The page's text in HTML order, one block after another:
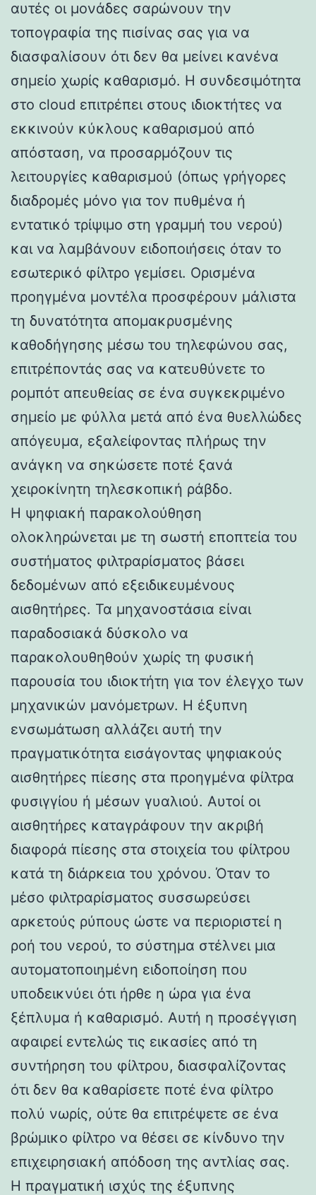
αυτές οι μονάδες σαρώνουν την
τοπογραφία της πισίνας σας για να
διασφαλίσουν ότι δεν θα μείνει κανένα
σημείο χωρίς καθαρισμό. Η συνδεσιμότητα
στο cloud επιτρέπει στους ιδιοκτήτες να
εκκινούν κύκλους καθαρισμού από
απόσταση, να προσαρμόζουν τις
λειτουργίες καθαρισμού (όπως γρήγορες
διαδρομές μόνο για τον πυθμένα ή
εντατικό τρίψιμο στη γραμμή του νερού)
και να λαμβάνουν ειδοποιήσεις όταν το
εσωτερικό φίλτρο γεμίσει. Ορισμένα
προηγμένα μοντέλα προσφέρουν μάλιστα
τη δυνατότητα απομακρυσμένης
καθοδήγησης μέσω του τηλεφώνου σας,
επιτρέποντάς σας να κατευθύνετε το
ρομπότ απευθείας σε ένα συγκεκριμένο
σημείο με φύλλα μετά από ένα θυελλώδες
απόγευμα, εξαλείφοντας πλήρως την
ανάγκη να σηκώσετε ποτέ ξανά
χειροκίνητη τηλεσκοπική ράβδο.
Η ψηφιακή παρακολούθηση
ολοκληρώνεται με τη σωστή εποπτεία του
συστήματος φιλτραρίσματος βάσει
δεδομένων από εξειδικευμένους
αισθητήρες. Τα μηχανοστάσια είναι
παραδοσιακά δύσκολο να
παρακολουθηθούν χωρίς τη φυσική
παρουσία του ιδιοκτήτη για τον έλεγχο των
μηχανικών μανόμετρων. Η έξυπνη
ενσωμάτωση αλλάζει αυτή την
πραγματικότητα εισάγοντας ψηφιακούς
αισθητήρες πίεσης στα προηγμένα φίλτρα
φυσιγγίου ή μέσων γυαλιού. Αυτοί οι
αισθητήρες καταγράφουν την ακριβή
διαφορά πίεσης στα στοιχεία του φίλτρου
κατά τη διάρκεια του χρόνου. Όταν το
μέσο φιλτραρίσματος συσσωρεύσει
αρκετούς ρύπους ώστε να περιοριστεί η
ροή του νερού, το σύστημα στέλνει μια
αυτοματοποιημένη ειδοποίηση που
υποδεικνύει ότι ήρθε η ώρα για ένα
ξέπλυμα ή καθαρισμό. Αυτή η προσέγγιση
αφαιρεί εντελώς τις εικασίες από τη
συντήρηση του φίλτρου, διασφαλίζοντας
ότι δεν θα καθαρίσετε ποτέ ένα φίλτρο
πολύ νωρίς, ούτε θα επιτρέψετε σε ένα
βρώμικο φίλτρο να θέσει σε κίνδυνο την
επιχειρησιακή απόδοση της αντλίας σας.
Η πραγματική ισχύς της έξυπνης